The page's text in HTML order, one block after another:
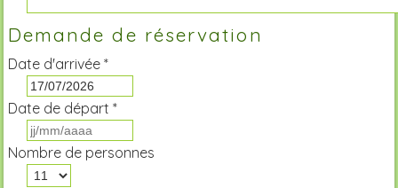
Demande de réservation
Date d'arrivée *
Date de départ *
Nombre de personnes